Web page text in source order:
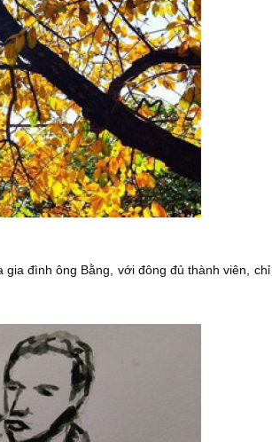
đình ông Bằng, với đông đủ thành viên, chỉ